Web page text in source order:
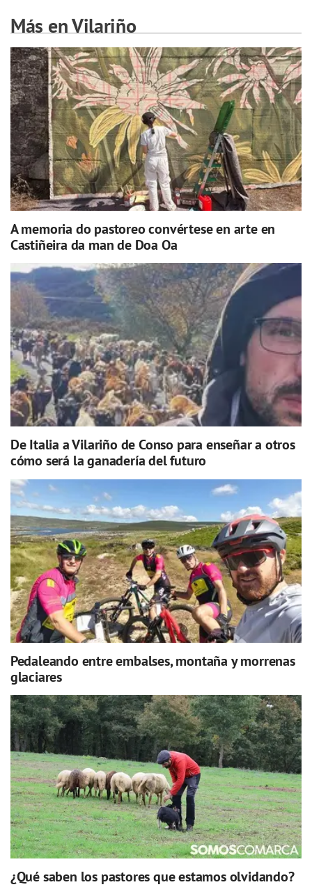
Más en Vilariño
A memoria do pastoreo convértese en arte en
Castiñeira da man de Doa Oa
De Italia a Vilariño de Conso para enseñar a otros
cómo será la ganadería del futuro
Pedaleando entre embalses, montaña y morrenas
glaciares
¿Qué saben los pastores que estamos olvidando?